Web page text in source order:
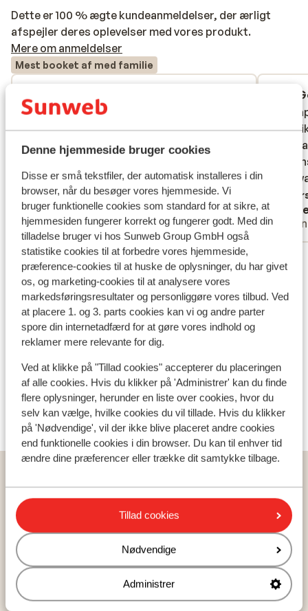
Denne hjemmeside bruger cookies
Disse er små tekstfiler, der automatisk installeres i din
browser, når du besøger vores hjemmeside. Vi
bruger funktionelle cookies som standard for at sikre, at
hjemmesiden fungerer korrekt og fungerer godt. Med din
tilladelse bruger vi hos Sunweb Group GmbH også
statistike cookies til at forbedre vores hjemmeside,
præference-cookies til at huske de oplysninger, du har givet
os, og marketing-cookies til at analysere vores
markedsføringsresultater og personliggøre vores tilbud. Ved
at placere 1. og 3. parts cookies kan vi og andre parter
spore din internetadfærd for at gøre vores indhold og
reklamer mere relevante for dig.
Ved at klikke på "Tillad cookies" accepterer du placeringen
af alle cookies. Hvis du klikker på 'Administrer' kan du finde
flere oplysninger, herunder en liste over cookies, hvor du
selv kan vælge, hvilke cookies du vil tillade. Hvis du klikker
på 'Nødvendige', vil der ikke blive placeret andre cookies
end funktionelle cookies i din browser. Du kan til enhver tid
ændre dine præferencer eller trække dit samtykke tilbage.
Tillad cookies
Nødvendige
Administrer
Dette er 100 % ægte kundeanmeldelser, der ærligt
afspejler deres oplevelser med vores produkt.
Mere om anmeldelser
Mest booket af med familie
Godt generelt, vi fik ikke den hytte der
stod i lejebeviset. Baby stol og seng var
ekstra tilkøb og ikke inkluderet. Ellers
fine faciliteter i hytten.
Godt generelt, vi fik ikke den hytte der
stod i lejebeviset. Baby stol og seng var
ekstra tilkøb og ikke inkluderet. Ellers
fine faciliteter i hytten.
Anonym
Med familie
Mooi
alles
alles
Mooi
alles
alles
Se alle 2 anmeldelser
Liftkort/skileje/undervisning
Liftkort
Undervisning
Skileje
Lejligheder Pistbyn
Populære lande
Ostrig
Frankrig